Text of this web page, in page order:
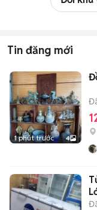
Tin đăng mới
1 phút trước 4